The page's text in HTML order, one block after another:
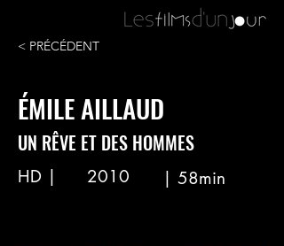
< PRÉCÉDENT
ÉMILE AILLAUD
UN RÊVE ET DES HOMMES
HD | 2010 | 58min